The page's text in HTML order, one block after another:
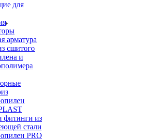
для
арматура
сшитого
и
фитинги из
стали
PRO